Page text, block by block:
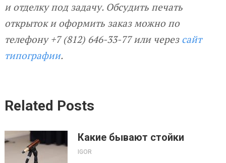
и отделку под задачу. Обсудить печать
открыток и оформить заказ можно по
телефону +7 (812) 646-33-77 или через сайт
типографии.
Related Posts
Какие бывают стойки
IGOR